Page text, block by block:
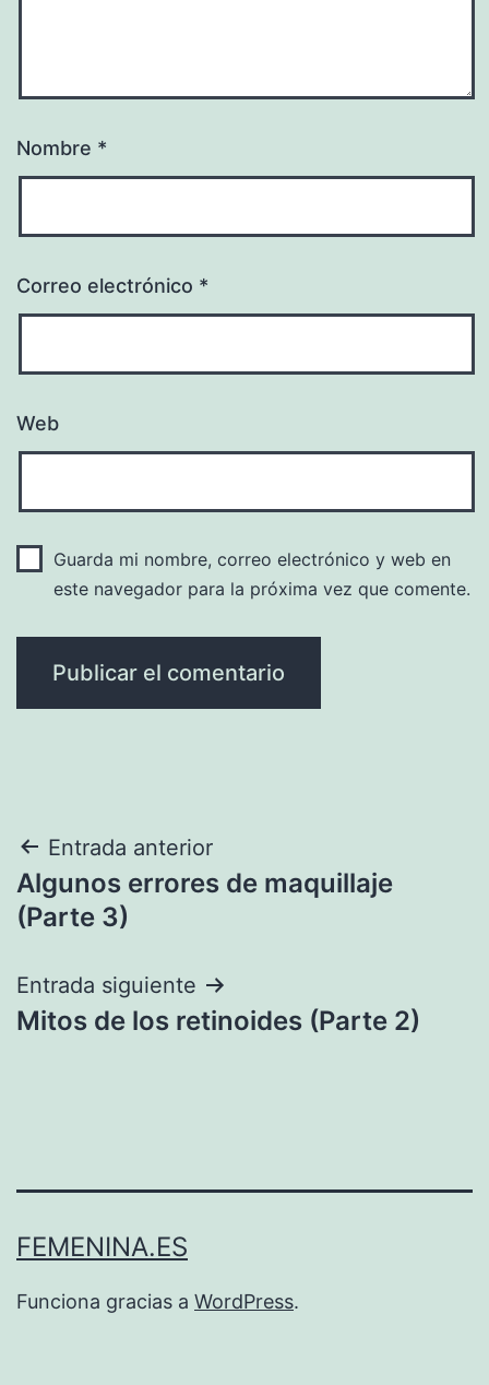
Nombre *
Correo electrónico *
Web
Guarda mi nombre, correo electrónico y web en
este navegador para la próxima vez que comente.
Navegación
de
Entrada anterior
Algunos errores de maquillaje
(Parte 3)
Entrada siguiente
Mitos de los retinoides (Parte 2)
FEMENINA.ES
Funciona gracias a WordPress.